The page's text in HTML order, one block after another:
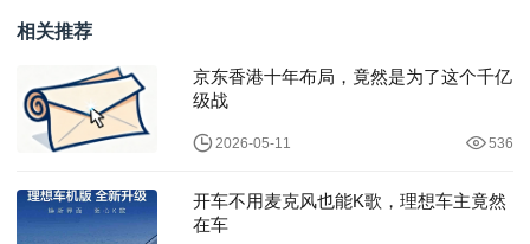
相关推荐
京东香港十年布局，竟然是为了这个千亿
级战
2026-05-11 536
开车不用麦克风也能K歌，理想车主竟然
在车